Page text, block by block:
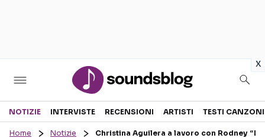
x
Sezioni
NOTIZIE INTERVISTE RECENSIONI ARTISTI TESTI CANZONI
Home Notizie Christina Aguilera a lavoro con Rodney